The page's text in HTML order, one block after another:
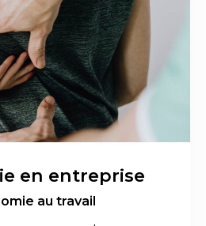
en entreprise
au travail